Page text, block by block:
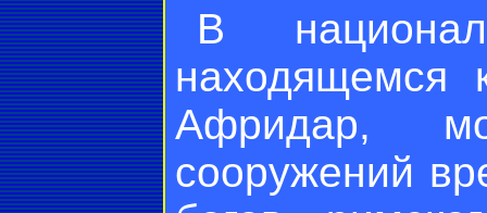
В
находящемся
Афридар,
сооружений